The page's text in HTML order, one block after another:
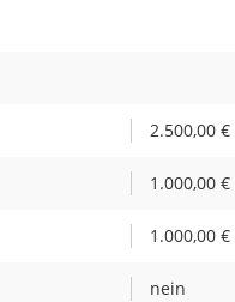
2.500,00 €
1.000,00 €
1.000,00 €
nein